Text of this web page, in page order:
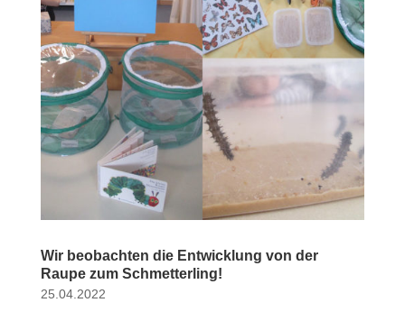
Wir beobachten die Entwicklung von der
Raupe zum Schmetterling!
25.04.2022